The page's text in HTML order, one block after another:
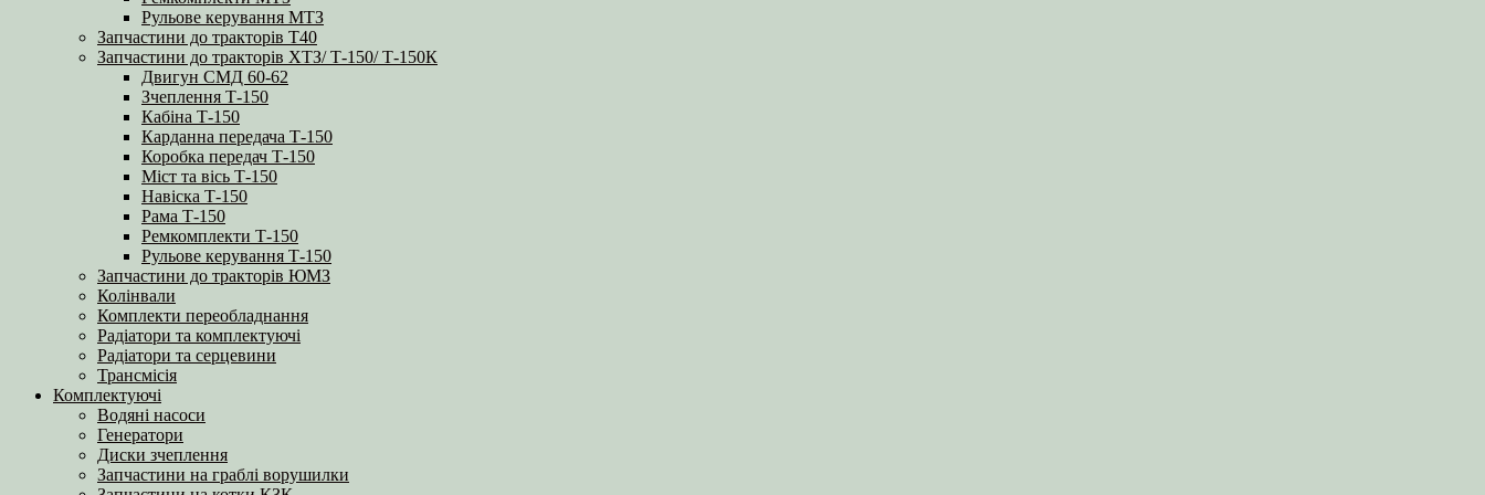
Рульове керування МТЗ
Запчастини до тракторів Т40
Запчастини до тракторів ХТЗ/ Т-150/ Т-150К
Двигун СМД 60-62
Зчеплення Т-150
Кабіна Т-150
Карданна передача Т-150
Коробка передач Т-150
Міст та вісь Т-150
Навіска Т-150
Рама Т-150
Ремкомплекти Т-150
Рульове керування Т-150
Запчастини до тракторів ЮМЗ
Колінвали
Комплекти переобладнання
Радіатори та комплектуючі
Радіатори та серцевини
Трансмісія
Комплектуючі
Водяні насоси
Генератори
Диски зчеплення
Запчастини на граблі ворушилки